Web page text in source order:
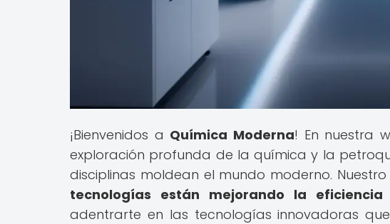
¡Bienvenidos a Química Moderna! En nuestra
exploración profunda de la química y la
disciplinas moldean el mundo moderno.
tecnologías están mejorando la
adentrarte en las tecnologías innovadoras